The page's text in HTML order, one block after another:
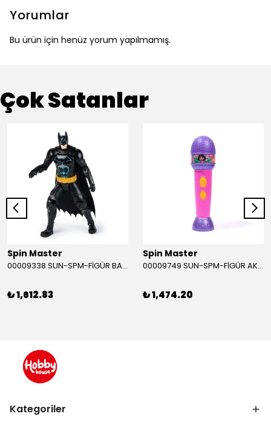
Yorumlar
Bu ürün için henüz yorum yapılmamış.
Çok Satanlar
Spin Master
00009338 SUN-SPM-FİGÜR BATMAN NİNJA STRIKE 30 CM. EXC.
₺ 1,612.83
Spin Master
00009749 SUN-SPM-FİGÜR AKS. DORA MİKROFON YAĞMUR ORMANI RİTMİ (DORA) SESLİ
₺ 1,474.20
Kategoriler